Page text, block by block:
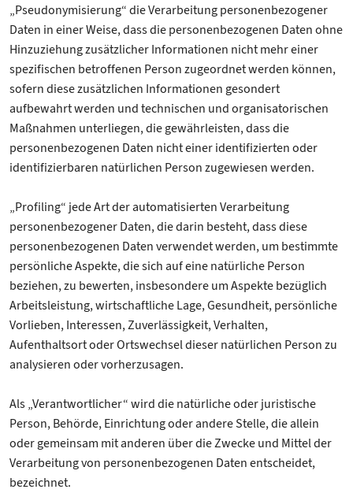
„Pseudonymisierung“ die Verarbeitung personenbezogener
Daten in einer Weise, dass die personenbezogenen Daten ohne
Hinzuziehung zusätzlicher Informationen nicht mehr einer
spezifischen betroffenen Person zugeordnet werden können,
sofern diese zusätzlichen Informationen gesondert
aufbewahrt werden und technischen und organisatorischen
Maßnahmen unterliegen, die gewährleisten, dass die
personenbezogenen Daten nicht einer identifizierten oder
identifizierbaren natürlichen Person zugewiesen werden.
„Profiling“ jede Art der automatisierten Verarbeitung
personenbezogener Daten, die darin besteht, dass diese
personenbezogenen Daten verwendet werden, um bestimmte
persönliche Aspekte, die sich auf eine natürliche Person
beziehen, zu bewerten, insbesondere um Aspekte bezüglich
Arbeitsleistung, wirtschaftliche Lage, Gesundheit, persönliche
Vorlieben, Interessen, Zuverlässigkeit, Verhalten,
Aufenthaltsort oder Ortswechsel dieser natürlichen Person zu
analysieren oder vorherzusagen.
Als „Verantwortlicher“ wird die natürliche oder juristische
Person, Behörde, Einrichtung oder andere Stelle, die allein
oder gemeinsam mit anderen über die Zwecke und Mittel der
Verarbeitung von personenbezogenen Daten entscheidet,
bezeichnet.